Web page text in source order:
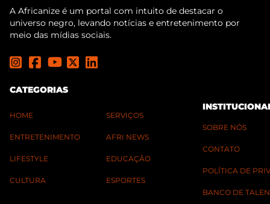
A Africanize é um portal com intuito de destacar o
universo negro, levando notícias e entretenimento por
meio das mídias sociais.
CATEGORIAS
HOME
ENTRETENIMENTO
LIFESTYLE
CULTURA
SERVIÇOS
AFRI NEWS
EDUCAÇÃO
ESPORTES
SOBRE NÓS
CONTATO
POLÍTICA DE
BANCO DE